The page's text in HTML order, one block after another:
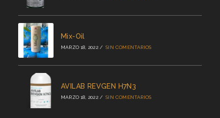
Mix-Oil
MARZO 18, 2022 / SIN COMENTARIOS
AVILAB REVGEN H7N3
MARZO 18, 2022 / SIN COMENTARIOS